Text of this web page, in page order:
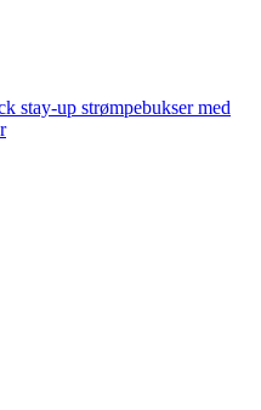
stay-up strømpebukser med